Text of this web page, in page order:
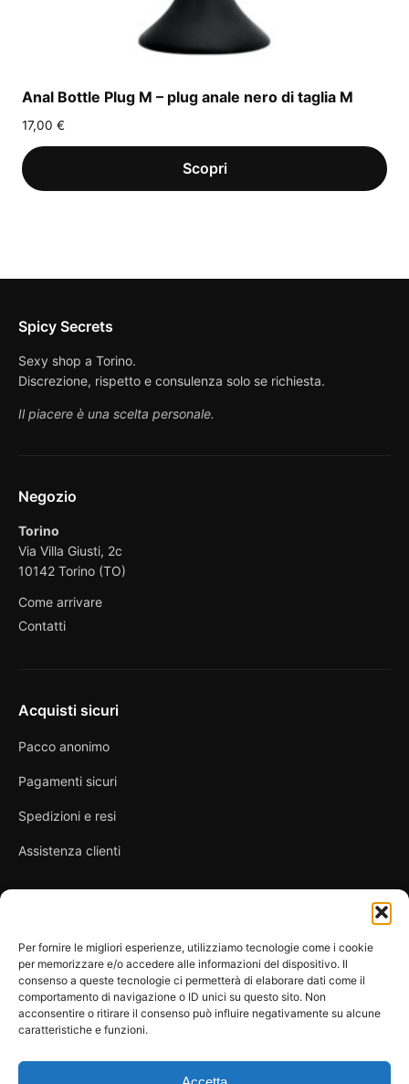
Per fornire le migliori esperienze, utilizziamo tecnologie come i cookie
per memorizzare e/o accedere alle informazioni del dispositivo. Il
consenso a queste tecnologie ci permetterà di elaborare dati come il
comportamento di navigazione o ID unici su questo sito. Non
acconsentire o ritirare il consenso può influire negativamente su alcune
caratteristiche e funzioni.
Anal Bottle Plug M – plug anale nero di taglia M
17,00 €
Spicy Secrets
Sexy shop a Torino.
Discrezione, rispetto e consulenza solo se richiesta.
Il piacere è una scelta personale.
Negozio
Torino
Via Villa Giusti, 2c
10142 Torino (TO)
Come arrivare
Contatti
Acquisti sicuri
Pacco anonimo
Pagamenti sicuri
Spedizioni e resi
Assistenza clienti
Privacy Policy
Condizioni di vendita